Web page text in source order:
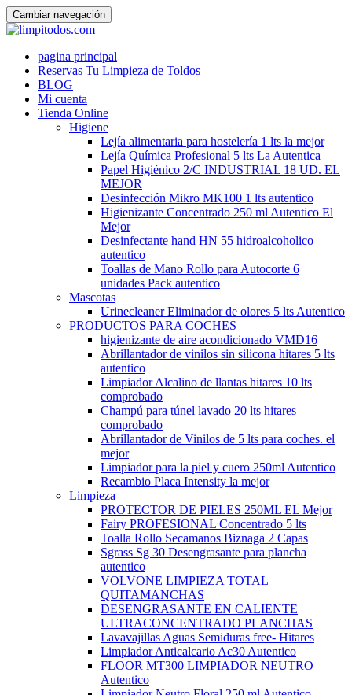
Cambiar navegación
contenido
pagina principal
Reservas Tu Limpieza de Toldos
BLOG
Mi cuenta
Tienda Online
Higiene
Lejía alimentaria para hostelería 1 lts la mejor
Lejía Química Profesional 5 lts La Autentica
Papel Higiénico 2/C INDUSTRIAL 18 UD. EL
MEJOR
Desinfección Mikro MK100 1 lts autentico
Higienizante Concentrado 250 ml Autentico El
Mejor
Desinfectante hand HN 55 hidroalcoholico
autentico
Toallas de Mano Rollo para Autocorte 6
unidades Pack autentico
Mascotas
Urinecleaner Eliminador de olores 5 lts Autentico
PRODUCTOS PARA COCHES
higienizante de aire acondicionado VMD16
Abrillantador de vinilos sin silicona hitares 5 lts
autentico
Limpiador Alcalino de llantas hitares 10 lts
comprobado
Champú para túnel lavado 20 lts hitares
comprobado
Abrillantador de Vinilos de 5 lts para coches. el
mejor
Limpiador para la piel y cuero 250ml Autentico
Recambio Placa Intensity la mejor
Limpieza
PROTECTOR DE PIELES 250ML EL Mejor
Fairy PROFESIONAL Concentrado 5 lts
Toalla Rollo Secamanos Biznaga 2 Capas
Sgrass Sg 30 Desengrasante para plancha
autentico
VOLVONE LIMPIEZA TOTAL
QUITAMANCHAS
DESENGRASANTE EN CALIENTE
ULTRACONCENTRADO PLANCHAS
Lavavajillas Aguas Semiduras free- Hitares
Limpiador Anticalcario Ac30 Autentico
FLOOR MT300 LIMPIADOR NEUTRO
Autentico